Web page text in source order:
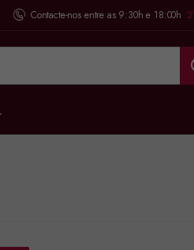
Contacte-nos entre as 9:30h e 18:00h